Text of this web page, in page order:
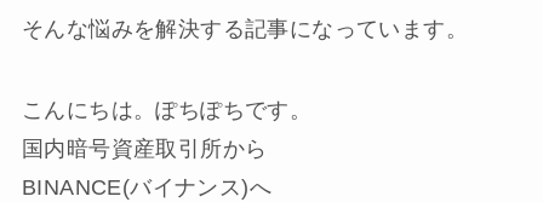
そんな悩みを解決する記事になっています。
こんにちは。ぽちぽちです。
国内暗号資産取引所から
BINANCE(バイナンス)へ